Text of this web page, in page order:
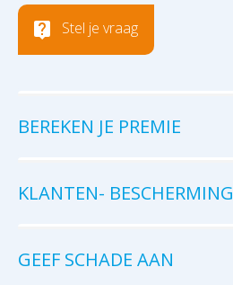
Stel je vraag
BEREKEN JE PREMIE
KLANTEN- BESCHERMING
GEEF SCHADE AAN